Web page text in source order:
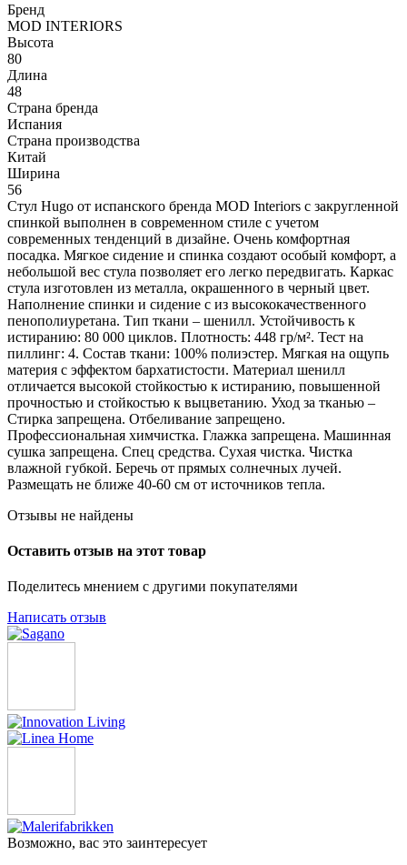
Бренд
MOD INTERIORS
Высота
80
Длина
48
Страна бренда
Испания
Страна производства
Китай
Ширина
56
Стул Hugo от испанского бренда MOD Interiors с закругленной
спинкой выполнен в современном стиле с учетом
современных тенденций в дизайне. Очень комфортная
посадка. Мягкое сидение и спинка создают особый комфорт, а
небольшой вес стула позволяет его легко передвигать. Каркас
стула изготовлен из металла, окрашенного в черный цвет.
Наполнение спинки и сидение с из высококачественного
пенополиуретана. Тип ткани – шенилл. Устойчивость к
истиранию: 80 000 циклов. Плотность: 448 гр/м². Тест на
пиллинг: 4. Состав ткани: 100% полиэстер. Мягкая на ощупь
материя с эффектом бархатистости. Материал шенилл
отличается высокой стойкостью к истиранию, повышенной
прочностью и стойкостью к выцветанию. Уход за тканью –
Стирка запрещена. Отбеливание запрещено.
Профессиональная химчистка. Глажка запрещена. Машинная
сушка запрещена. Спец средства. Сухая чистка. Чистка
влажной губкой. Беречь от прямых солнечных лучей.
Размещать не ближе 40-60 см от источников тепла.
Отзывы не найдены
Оставить отзыв на этот товар
Поделитесь мнением с другими покупателями
Написать отзыв
Возможно, вас это заинтересует